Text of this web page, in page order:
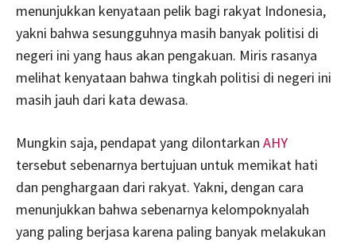
menunjukkan kenyataan pelik bagi rakyat Indonesia,
yakni bahwa sesungguhnya masih banyak politisi di
negeri ini yang haus akan pengakuan. Miris rasanya
melihat kenyataan bahwa tingkah politisi di negeri ini
masih jauh dari kata dewasa.
Mungkin saja, pendapat yang dilontarkan AHY
tersebut sebenarnya bertujuan untuk memikat hati
dan penghargaan dari rakyat. Yakni, dengan cara
menunjukkan bahwa sebenarnya kelompoknyalah
yang paling berjasa karena paling banyak melakukan